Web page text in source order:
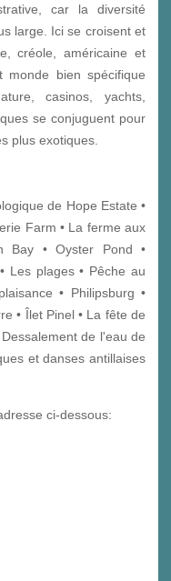
car la diversité
large. Ici se croisent et
créole, américaine et
bien spécifique
casinos, yachts,
se conjuguent pour
plus exotiques.
de Hope Estate •
Farm • La ferme aux
Bay • Oyster Pond •
Les plages • Pêche au
• Philipsburg •
• Îlet Pinel • La fête de
de l'eau de
et danses antillaises
ci-dessous: